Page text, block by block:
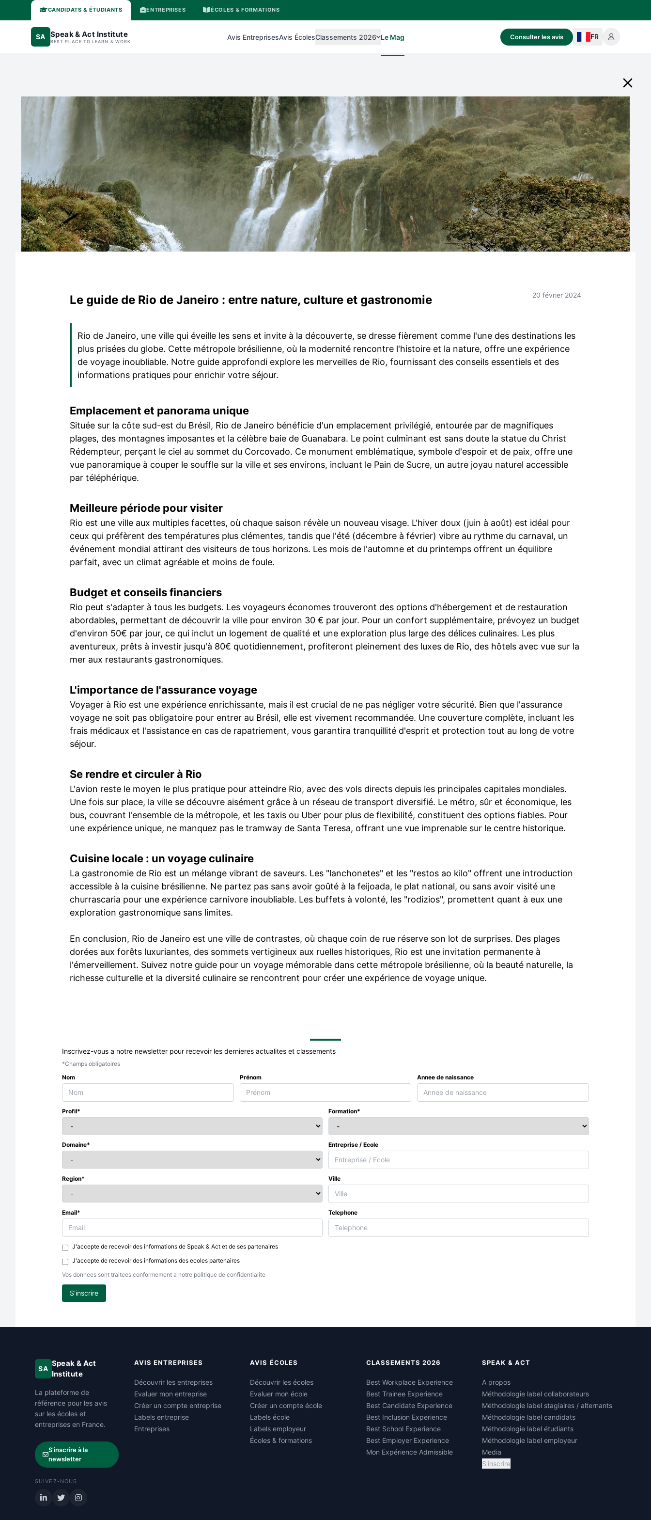
CANDIDATS & ÉTUDIANTS ENTREPRISES ÉCOLES & FORMATIONS
SA Speak & Act Institute
BEST PLACE TO LEARN & WORK
Avis EntreprisesAvis ÉcolesClassements 2026 Le Mag Consulter les avis FR
20 février 2024
Le guide de Rio de Janeiro : entre nature, culture et gastronomie
Rio de Janeiro, une ville qui éveille les sens et invite à la découverte, se dresse fièrement comme l'une des destinations les
plus prisées du globe. Cette métropole brésilienne, où la modernité rencontre l'histoire et la nature, offre une expérience
de voyage inoubliable. Notre guide approfondi explore les merveilles de Rio, fournissant des conseils essentiels et des
informations pratiques pour enrichir votre séjour.
Emplacement et panorama unique
Située sur la côte sud-est du Brésil, Rio de Janeiro bénéficie d'un emplacement privilégié, entourée par de magnifiques
plages, des montagnes imposantes et la célèbre baie de Guanabara. Le point culminant est sans doute la statue du Christ
Rédempteur, perçant le ciel au sommet du Corcovado. Ce monument emblématique, symbole d'espoir et de paix, offre une
vue panoramique à couper le souffle sur la ville et ses environs, incluant le Pain de Sucre, un autre joyau naturel accessible
par téléphérique.
Meilleure période pour visiter
Rio est une ville aux multiples facettes, où chaque saison révèle un nouveau visage. L'hiver doux (juin à août) est idéal pour
ceux qui préfèrent des températures plus clémentes, tandis que l'été (décembre à février) vibre au rythme du carnaval, un
événement mondial attirant des visiteurs de tous horizons. Les mois de l'automne et du printemps offrent un équilibre
parfait, avec un climat agréable et moins de foule.
Budget et conseils financiers
Rio peut s'adapter à tous les budgets. Les voyageurs économes trouveront des options d'hébergement et de restauration
abordables, permettant de découvrir la ville pour environ 30 € par jour. Pour un confort supplémentaire, prévoyez un budget
d'environ 50€ par jour, ce qui inclut un logement de qualité et une exploration plus large des délices culinaires. Les plus
aventureux, prêts à investir jusqu'à 80€ quotidiennement, profiteront pleinement des luxes de Rio, des hôtels avec vue sur la
mer aux restaurants gastronomiques.
L'importance de l'assurance voyage
Voyager à Rio est une expérience enrichissante, mais il est crucial de ne pas négliger votre sécurité. Bien que l'assurance
voyage ne soit pas obligatoire pour entrer au Brésil, elle est vivement recommandée. Une couverture complète, incluant les
frais médicaux et l'assistance en cas de rapatriement, vous garantira tranquillité d'esprit et protection tout au long de votre
séjour.
Se rendre et circuler à Rio
L'avion reste le moyen le plus pratique pour atteindre Rio, avec des vols directs depuis les principales capitales mondiales.
Une fois sur place, la ville se découvre aisément grâce à un réseau de transport diversifié. Le métro, sûr et économique, les
bus, couvrant l'ensemble de la métropole, et les taxis ou Uber pour plus de flexibilité, constituent des options fiables. Pour
une expérience unique, ne manquez pas le tramway de Santa Teresa, offrant une vue imprenable sur le centre historique.
Cuisine locale : un voyage culinaire
La gastronomie de Rio est un mélange vibrant de saveurs. Les "lanchonetes" et les "restos ao kilo" offrent une introduction
accessible à la cuisine brésilienne. Ne partez pas sans avoir goûté à la feijoada, le plat national, ou sans avoir visité une
churrascaria pour une expérience carnivore inoubliable. Les buffets à volonté, les "rodizios", promettent quant à eux une
exploration gastronomique sans limites.
En conclusion, Rio de Janeiro est une ville de contrastes, où chaque coin de rue réserve son lot de surprises. Des plages
dorées aux forêts luxuriantes, des sommets vertigineux aux ruelles historiques, Rio est une invitation permanente à
l'émerveillement. Suivez notre guide pour un voyage mémorable dans cette métropole brésilienne, où la beauté naturelle, la
richesse culturelle et la diversité culinaire se rencontrent pour créer une expérience de voyage unique.
Inscrivez-vous a notre newsletter pour recevoir les dernieres actualites et classements
*Champs obligatoires
Nom
Prénom Annee de naissance
Profil* Formation*
Domaine* Entreprise / Ecole
Region* Ville
Email* Telephone
J'accepte de recevoir des informations de Speak & Act et de ses partenaires
J'accepte de recevoir des informations des ecoles partenaires
Vos donnees sont traitees conformement a notre politique de confidentialite
S'inscrire
SA
Speak & Act
Institute
La plateforme de
référence pour les avis
sur les écoles et
entreprises en France.
S'inscrire à la
newsletter
SUIVEZ-NOUS
AVIS ENTREPRISES
Découvrir les entreprises
Evaluer mon entreprise
Créer un compte entreprise
Labels entreprise
Entreprises
AVIS ÉCOLES
Découvrir les écoles
Evaluer mon école
Créer un compte école
Labels école
Labels employeur
Écoles & formations
CLASSEMENTS 2026
Best Workplace Experience
Best Trainee Experience
Best Candidate Experience
Best Inclusion Experience
Best School Experience
Best Employer Experience
Mon Expérience Admissible
SPEAK & ACT
A propos
Méthodologie label collaborateurs
Méthodologie label stagiaires / alternants
Méthodologie label candidats
Méthodologie label étudiants
Méthodologie label employeur
Media
S'inscrire